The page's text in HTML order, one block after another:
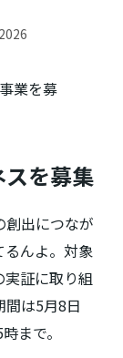
を募集
創出につなが
るんよ。対象
証に取り組
は5月8日
まで。